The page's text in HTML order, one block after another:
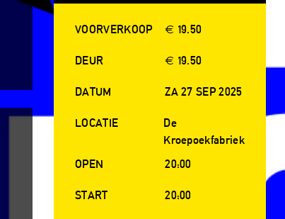
VOORVERKOOP € 19.50
DEUR € 19.50
DATUM ZA 27 SEP 2025
LOCATIE
De
Kroepoekfabriek
OPEN
20:00
START 20:00